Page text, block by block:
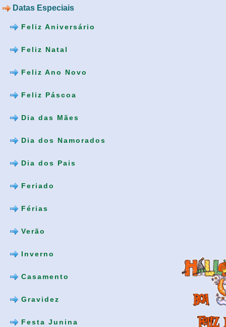
Datas Especiais
Feliz Aniversário
Feliz Natal
Feliz Ano Novo
Feliz Páscoa
Dia das Mães
Dia dos Namorados
Dia dos Pais
Feriado
Férias
Verão
Inverno
Casamento
Gravidez
Festa Junina